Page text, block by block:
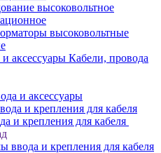
высоковольтное
высоковольтные
Кабели, провода
и аксессуары
и крепления для кабеля
ввода и крепления для кабеля